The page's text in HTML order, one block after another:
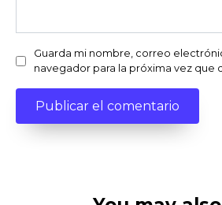
Guarda mi nombre, correo
navegador para la próxima vez que